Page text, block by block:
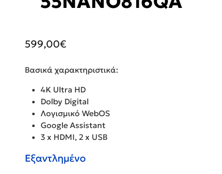
599,00€
Βασικά χαρακτηριστικά:
4K Ultra HD
Dolby Digital
Λογισμικό WebOS
Google Assistant
3 x HDMI, 2 x USB
Εξαντλημένο